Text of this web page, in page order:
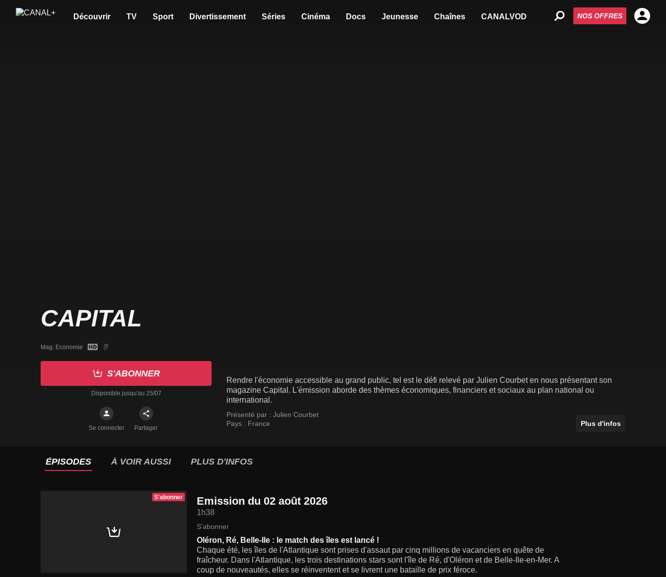
Découvrir TV Sport Divertissement Séries Cinéma Docs Jeunesse Chaînes CANALVOD NOS OFFRES
CAPITAL
Mag. Economie
S'ABONNER
Disponible jusqu'au 25/07
Se connecter Partager
Rendre l'économie accessible au grand public, tel est le défi relevé par Julien Courbet en nous présentant son
magazine Capital. L'émission aborde des thèmes économiques, financiers et sociaux au plan national ou
international.
Présenté par : Julien Courbet
Pays : France Plus d'infos
ÉPISODES À VOIR AUSSI PLUS D'INFOS
S'abonner Emission du 02 août 2026
1h38
S'abonner
Oléron, Ré, Belle-Ile : le match des îles est lancé !
Chaque été, les îles de l'Atlantique sont prises d'assaut par cinq millions de vacanciers en quête de
fraîcheur. Dans l'Atlantique, les trois destinations stars sont l'île de Ré, d'Oléron et de Belle-Ile-en-Mer. A
coup de nouveautés, elles se réinventent et se livrent une bataille de prix féroce.